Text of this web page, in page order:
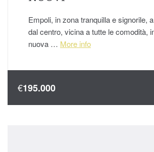
Empoli, in zona tranquilla e signorile,
dal centro, vicina a tutte le comodità,
nuova … More info
€195.000